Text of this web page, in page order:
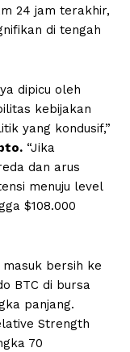
24 jam terakhir,
di tengah
dipicu oleh
kebijakan
yang kondusif,”
“Jika
dan arus
menuju level
$108.000
bersih ke
BTC di bursa
panjang.
Strength
70